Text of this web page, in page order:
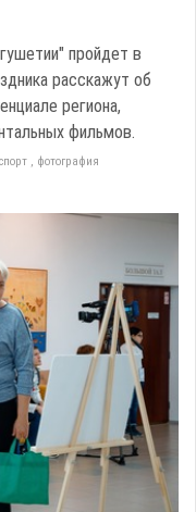
пройдет в
расскажут об
региона,
фильмов.
спорт , фотография